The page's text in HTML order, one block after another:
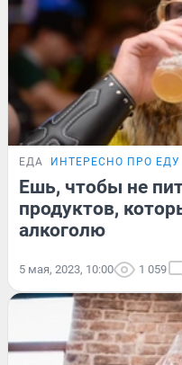
ЕДА ИНТЕРЕСНО ПРО ЕДУ
Ешь, чтобы не
продуктов,
алкоголю
5 мая, 2023, 10:00 1 059